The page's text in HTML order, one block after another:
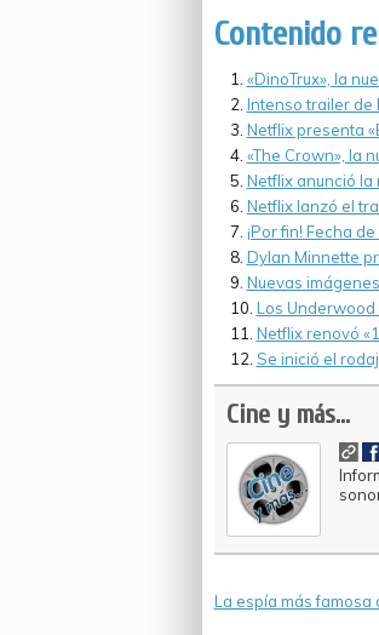
Contenido
«DinoTrux», la
Intenso trailer de
Netflix presenta
«The Crown», la
Netflix anunció
Netflix lanzó el
¡Por fin! Fecha
Dylan Minnette
Nuevas
Los Underwood
Netflix renovó
Se inició el
Cine y más...
La espía más famosa